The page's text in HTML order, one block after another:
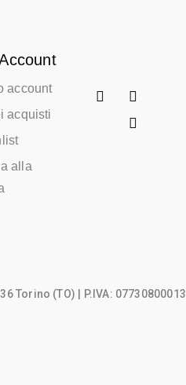
account
acquisti
alla
Torino (TO) | P.IVA: 07730800013